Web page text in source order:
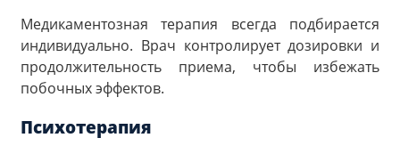
Медикаментозная терапия всегда подбирается
индивидуально. Врач контролирует дозировки и
продолжительность приема, чтобы избежать
побочных эффектов.
Психотерапия